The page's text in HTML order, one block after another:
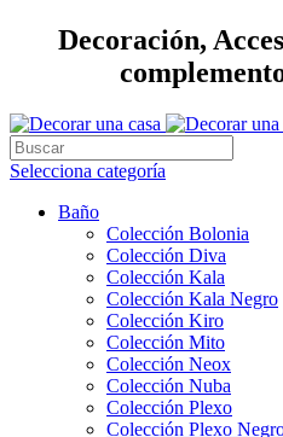
Decoración,
Selecciona categoría
Baño
Colección Bolonia
Colección Diva
Colección Kala
Colección Kala Negro
Colección Kiro
Colección Mito
Colección Neox
Colección Nuba
Colección Plexo
Colección Plexo